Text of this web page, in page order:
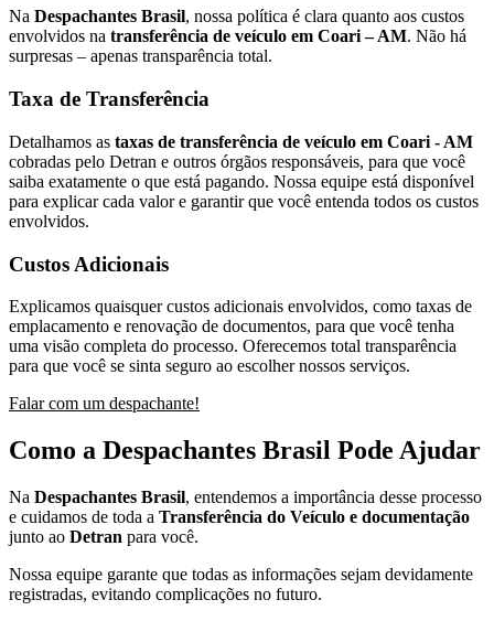
Na Despachantes Brasil, nossa política é clara quanto aos custos
envolvidos na transferência de veículo em Coari – AM. Não há
surpresas – apenas transparência total.
Taxa de Transferência
Detalhamos as taxas de transferência de veículo em Coari - AM
cobradas pelo Detran e outros órgãos responsáveis, para que você
saiba exatamente o que está pagando. Nossa equipe está disponível
para explicar cada valor e garantir que você entenda todos os custos
envolvidos.
Custos Adicionais
Explicamos quaisquer custos adicionais envolvidos, como taxas de
emplacamento e renovação de documentos, para que você tenha
uma visão completa do processo. Oferecemos total transparência
para que você se sinta seguro ao escolher nossos serviços.
Falar com um despachante!
Como a Despachantes Brasil Pode Ajudar
Na Despachantes Brasil, entendemos a importância desse processo
e cuidamos de toda a Transferência do Veículo e documentação
junto ao Detran para você.
Nossa equipe garante que todas as informações sejam devidamente
registradas, evitando complicações no futuro.